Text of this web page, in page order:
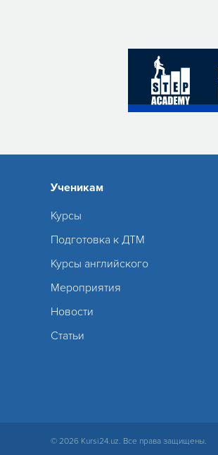
Ученикам
Курсы
Подготовка к ДТМ
Курсы английского
Мероприятия
Новости
Статьи
© 2026 Kursi24.uz. Все права защищены.